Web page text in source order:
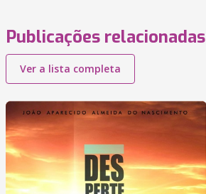
Publicações relacionadas
Ver a lista completa